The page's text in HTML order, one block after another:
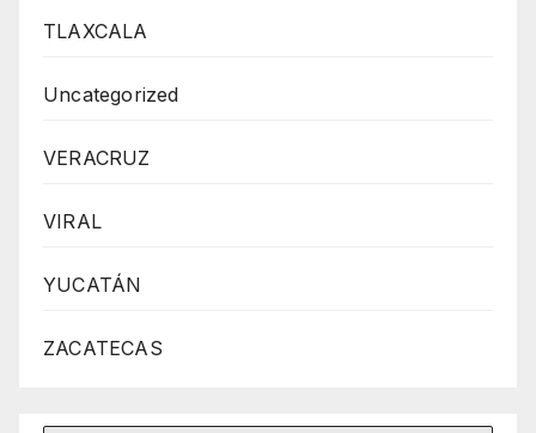
TLAXCALA
Uncategorized
VERACRUZ
VIRAL
YUCATÁN
ZACATECAS